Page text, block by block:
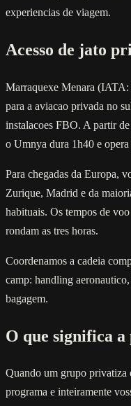
experiencias de viagem.
Acesso de jato
Marraquexe Menara
para a aviacao privada no
instalacoes FBO. A partir
o Umnya dura 1h40 e
Para chegadas da Europa,
Zurique, Madrid e da
habituais. Os tempos de
rondam as tres horas.
Coordenamos a cadeia
camp: handling
bagagem.
O que significa
Quando um grupo privatiza
programa e inteiramente